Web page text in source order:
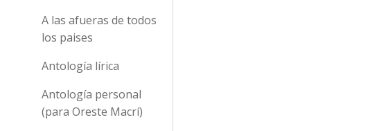
A las afueras de todos
los paises
Antología lírica
Antología personal
(para Oreste Macrí)